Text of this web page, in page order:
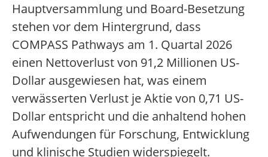
Hauptversammlung und Board-Besetzung
stehen vor dem Hintergrund, dass
COMPASS Pathways am 1. Quartal 2026
einen Nettoverlust von 91,2 Millionen US-
Dollar ausgewiesen hat, was einem
verwässerten Verlust je Aktie von 0,71 US-
Dollar entspricht und die anhaltend hohen
Aufwendungen für Forschung, Entwicklung
und klinische Studien widerspiegelt.